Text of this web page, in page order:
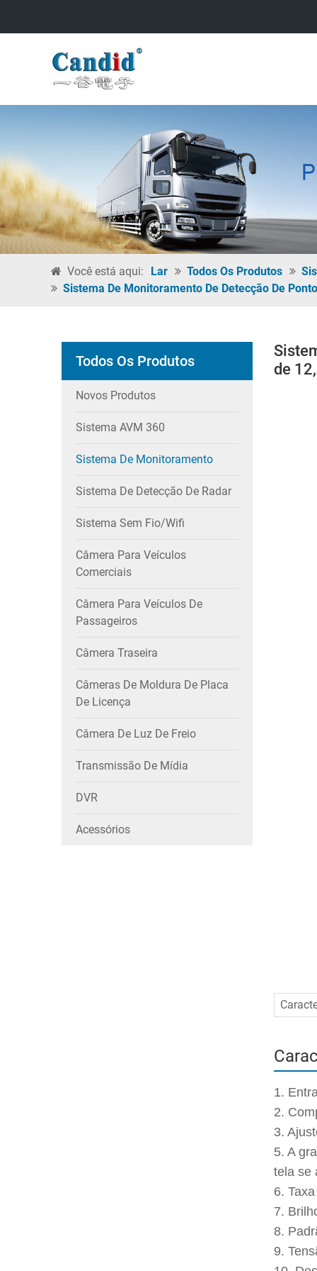
Você está aqui: Lar Todos Os Produtos
Sistema De Monitoramento De Detecção De
de
1.
2.
3.
5. A
tela se
6.
7.
8.
9.
Todos Os Produtos
Novos Produtos
Sistema AVM 360
Sistema De Monitoramento
Sistema De Detecção De Radar
Sistema Sem Fio/wifi
Câmera Para Veículos
Comerciais
Câmera Para Veículos De
Passageiros
Câmera Traseira
Câmeras De Moldura De Placa
De Licença
Câmera De Luz De Freio
Transmissão De Mídia
DVR
Acessórios